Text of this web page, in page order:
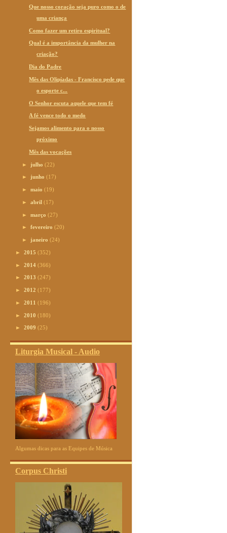
Que nosso coração seja puro como o de
uma criança
Como fazer um retiro espiritual?
Qual é a importância da mulher na
criação?
Dia do Padre
Mês das Olipíadas - Francisco pede que
o esporte c...
O Senhor escuta aquele que tem fé
A fé vence todo o medo
Sejamos alimento para o nosso
próximo
Mês das vocações
► julho(22)
► junho(17)
►maio(19)
►abril(17)
►março(27)
►fevereiro(20)
► janeiro(24)
► 2015 (352)
► 2014 (366)
► 2013 (247)
► 2012 (177)
► 2011 (196)
► 2010 (180)
► 2009 (25)
Liturgia Musical - Audio
Algumas dicas para as Equipes de Música
Corpus Christi